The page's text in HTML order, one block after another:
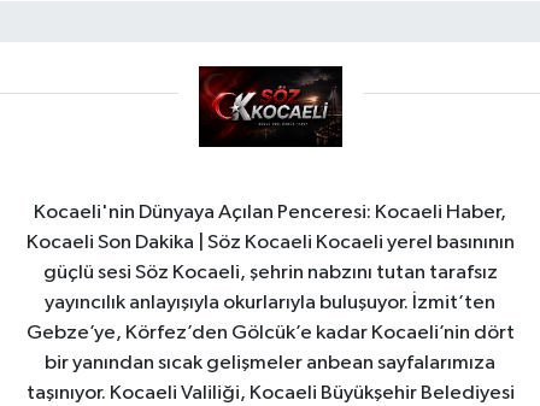
Kocaeli'nin Dünyaya Açılan Penceresi: Kocaeli Haber,
Kocaeli Son Dakika | Söz Kocaeli Kocaeli yerel basınının
güçlü sesi Söz Kocaeli, şehrin nabzını tutan tarafsız
yayıncılık anlayışıyla okurlarıyla buluşuyor. İzmit’ten
Gebze’ye, Körfez’den Gölcük’e kadar Kocaeli’nin dört
bir yanından sıcak gelişmeler anbean sayfalarımıza
taşınıyor. Kocaeli Valiliği, Kocaeli Büyükşehir Belediyesi